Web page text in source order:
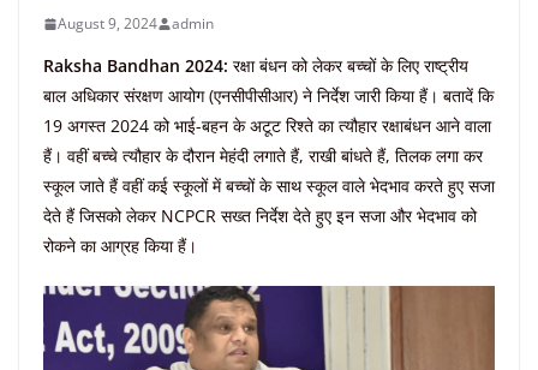
August 9, 2024 admin
Raksha Bandhan 2024: रक्षा बंधन को लेकर बच्चों के लिए राष्ट्रीय
बाल अधिकार संरक्षण आयोग (एनसीपीसीआर) ने निर्देश जारी किया हैं। बतादें कि
19 अगस्त 2024 को भाई-बहन के अटूट रिश्ते का त्यौहार रक्षाबंधन आने वाला
हैं। वहीं बच्चे त्यौहार के दौरान मेहंदी लगाते हैं, राखी बांधते हैं, तिलक लगा कर
स्कूल जाते हैं वहीं कई स्कूलों में बच्चों के साथ स्कूल वाले भेदभाव करते हुए सजा
देते हैं जिसको लेकर NCPCR सख्त निर्देश देते हुए इन सजा और भेदभाव को
रोकने का आग्रह किया हैं।